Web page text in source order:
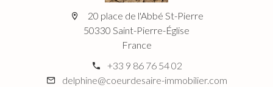
20 place de l'Abbé St-Pierre
50330 Saint-Pierre-Église
France
+33 9 86 76 54 02
delphine@coeurdesaire-immobilier.com